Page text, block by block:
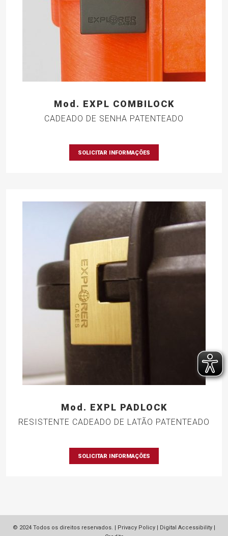
Mod. EXPL COMBILOCK
CADEADO DE SENHA PATENTEADO
SOLICITAR INFORMAÇÕES
Mod. EXPL PADLOCK
RESISTENTE CADEADO DE LATÃO PATENTEADO
SOLICITAR INFORMAÇÕES
© 2024 Todos os direitos reservados. | Privacy Policy | Digital Accessibility |